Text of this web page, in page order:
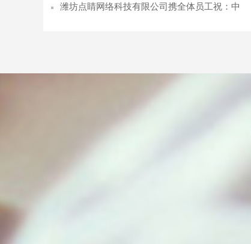
潍坊点睛网络科技有限公司携全体员工祝：中